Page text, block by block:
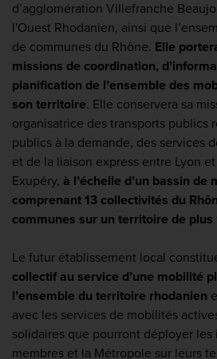
d’agglomération Villefranche
l'Ouest Rhodanien, ainsi que
de communes du Rhône. Elle
missions de coordination,
planification de l’ensemble des
son territoire. Elle conservera sa
organisatrice des transports publics
publics à la demande, des services
et de la liaison express entre Lyon
Exupéry, à l’échelle d’un bassin de
comprenant 13 collectivités du
communes sur un territoire de plus
Le futur établissement local
collectif au service d’une mobilité
l’ensemble du territoire rhodanien
avec les services de mobilités
solidaires que pourront déployer
membres et la Métropole sur leurs